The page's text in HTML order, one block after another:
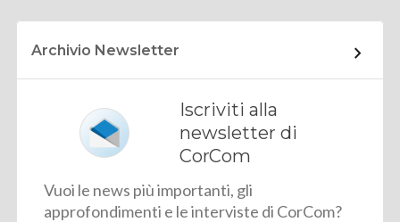
Archivio Newsletter
Iscriviti alla
newsletter di
CorCom
Vuoi le news più importanti, gli
approfondimenti e le interviste di CorCom?